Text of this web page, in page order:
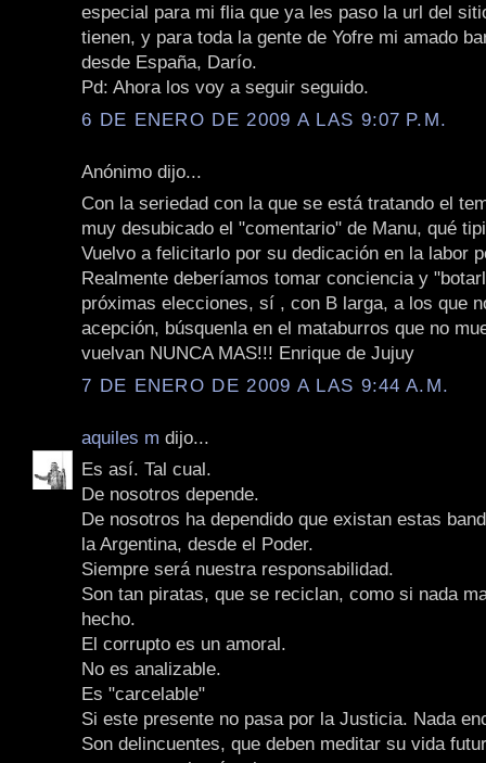
especial para mi flia que ya les paso la url del
tienen, y para toda la gente de Yofre mi amado
desde España, Darío.
Pd: Ahora los voy a seguir seguido.
6 DE ENERO DE 2009 A LAS 9:07 P.M.
Anónimo dijo...
Con la seriedad con la que se está tratando el
muy desubicado el "comentario" de Manu, qué
Vuelvo a felicitarlo por su dedicación en la labor
Realmente deberíamos tomar conciencia y
próximas elecciones, sí , con B larga, a los que
acepción, búsquenla en el mataburros que no
vuelvan NUNCA MAS!!! Enrique de Jujuy
7 DE ENERO DE 2009 A LAS 9:44 A.M.
aquiles m dijo...
Es así. Tal cual.
De nosotros depende.
De nosotros ha dependido que existan estas
la Argentina, desde el Poder.
Siempre será nuestra responsabilidad.
Son tan piratas, que se reciclan, como si nada
hecho.
El corrupto es un amoral.
No es analizable.
Es "carcelable"
Si este presente no pasa por la Justicia. Nada
Son delincuentes, que deben meditar su vida